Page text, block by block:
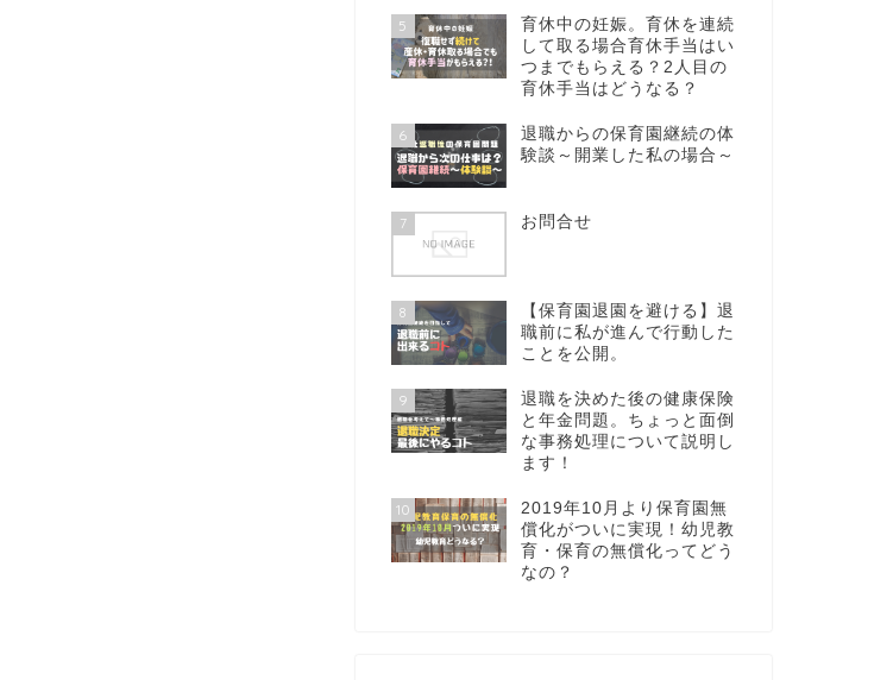
5
育休中の妊娠。育休を連続
して取る場合育休手当はい
つまでもらえる？2人目の
育休手当はどうなる？
6
退職からの保育園継続の体
験談～開業した私の場合～
7 お問合せ
8
【保育園退園を避ける】退
職前に私が進んで行動した
ことを公開。
9
退職を決めた後の健康保険
と年金問題。ちょっと面倒
な事務処理について説明し
ます！
10
2019年10月より保育園無
償化がついに実現！幼児教
育・保育の無償化ってどう
なの？